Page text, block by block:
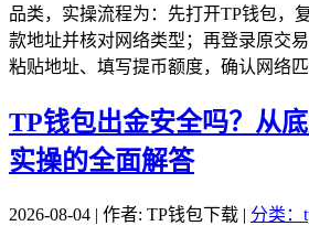
品类，实操流程为：先打开TP钱包，
款地址并核对网络类型；再登录原交
粘贴地址、填写提币额度，确认网络
TP钱包出金安全吗？从
实操的全面解答
2026-08-04 | 作者: TP钱包下载 | 分类：